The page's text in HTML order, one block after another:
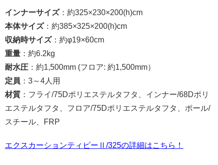
インナーサイズ：約325×230×200(h)cm
本体サイズ：約385×325×200(h)cm
収納時サイズ：約φ19×60cm
重量 ：約6.2kg
耐水圧 ：約1,500mm (フロア: 約1,500mm）
定員 ：3～4人用
材質 ：フライ/75Dポリエステルタフタ、インナー/68Dポリ
エステルタフタ、フロア/75Dポリエステルタフタ、ポール/
スチール、FRP
エクスカーションティピーⅡ/325の詳細はこちら！